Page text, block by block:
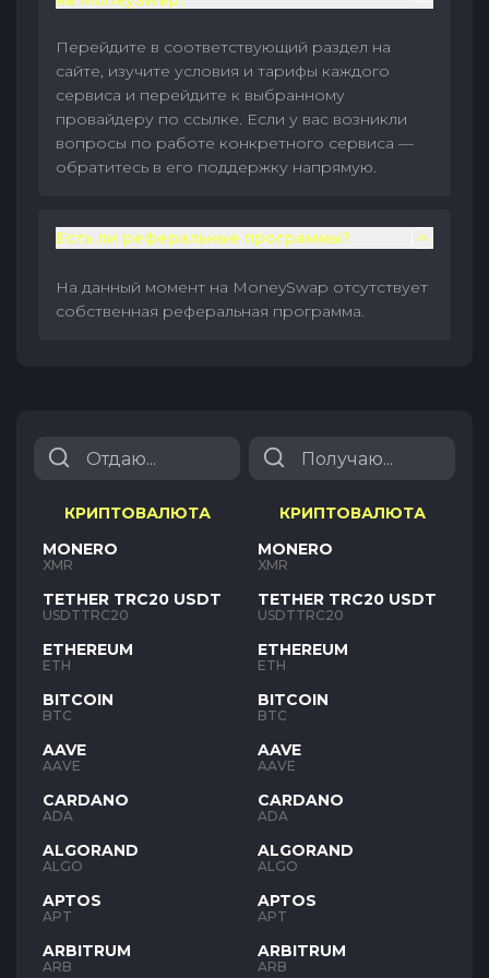
Перейдите в соответствующий раздел на
сайте, изучите условия и тарифы каждого
сервиса и перейдите к выбранному
провайдеру по ссылке. Если у вас возникли
вопросы по работе конкретного сервиса —
обратитесь в его поддержку напрямую.
Есть ли реферальные программы?
На данный момент на MoneySwap отсутствует
собственная реферальная программа.
КРИПТОВАЛЮТА
MONERO
XMR
TETHER TRC20 USDT
USDTTRC20
ETHEREUM
ETH
BITCOIN
BTC
AAVE
AAVE
CARDANO
ADA
ALGORAND
ALGO
APTOS
APT
ARBITRUM
ARB
КРИПТОВАЛЮТА
MONERO
XMR
TETHER TRC20 USDT
USDTTRC20
ETHEREUM
ETH
BITCOIN
BTC
AAVE
AAVE
CARDANO
ADA
ALGORAND
ALGO
APTOS
APT
ARBITRUM
ARB